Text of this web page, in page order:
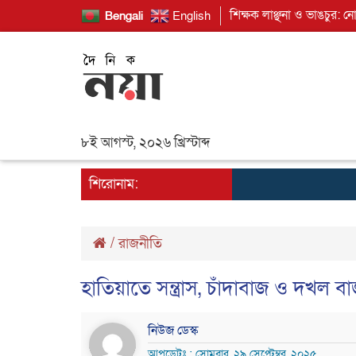
Bengali English শিক্ষক লাঞ্ছনা ও ভাঙচুর:
৮ই আগস্ট, ২০২৬ খ্রিস্টাব্দ
শিরোনাম:
/রাজনীতি
হাতিয়াতে সন্ত্রাস, চাঁদাবাজ ও দখল
নিউজ ডেস্ক